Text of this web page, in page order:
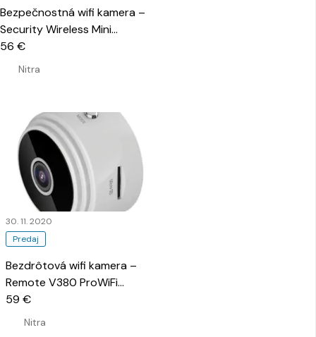
Bezpečnostná wifi kamera –
Security Wireless Mini
SpyCamera WN3S
Nitra
56 €
Predaj
30. 11. 2020
Bezdrôtová wifi kamera –
Remote V380 ProWiFi
Security Camera
Nitra
59 €